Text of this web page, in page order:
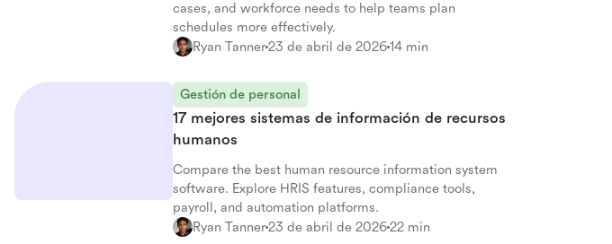
cases, and workforce needs to help teams plan
schedules more effectively.
Ryan Tanner23 de abril de 202614 min
Gestión de personal
17 mejores sistemas de información de recursos
humanos
Compare the best human resource information system
software. Explore HRIS features, compliance tools,
payroll, and automation platforms.
Ryan Tanner23 de abril de 202622 min